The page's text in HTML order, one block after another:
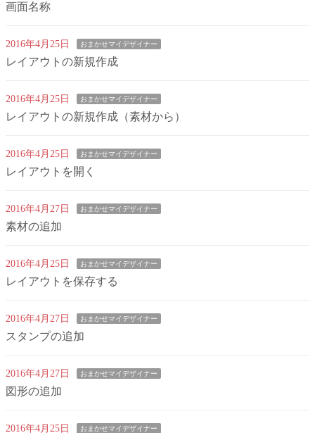
画面名称
2016年4月25日 おまかせマイデザイナー
レイアウトの新規作成
2016年4月25日 おまかせマイデザイナー
レイアウトの新規作成（素材から）
2016年4月25日 おまかせマイデザイナー
レイアウトを開く
2016年4月27日 おまかせマイデザイナー
素材の追加
2016年4月25日 おまかせマイデザイナー
レイアウトを保存する
2016年4月27日 おまかせマイデザイナー
スタンプの追加
2016年4月27日 おまかせマイデザイナー
図形の追加
2016年4月25日 おまかせマイデザイナー